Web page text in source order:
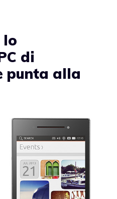
lo
di
punta alla